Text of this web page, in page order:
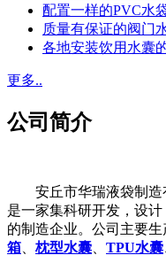
配置一样的PVC水
质量有保证的阀门
各地安装饮用水囊
更多..
公司简介
安丘市华瑞液袋制造
是一家集科研开发，设
的制造企业。公司主要生
箱、 枕型水囊、 TPU水囊